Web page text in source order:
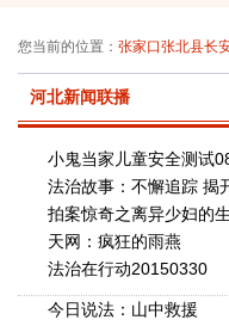
您当前的位置： 张家口张北县长
河北新闻联播
小鬼当家儿童安全测试
法治故事：不懈追踪 揭
拍案惊奇之离异少妇的
天网：疯狂的雨燕
法治在行动20150330
今日说法：山中救援